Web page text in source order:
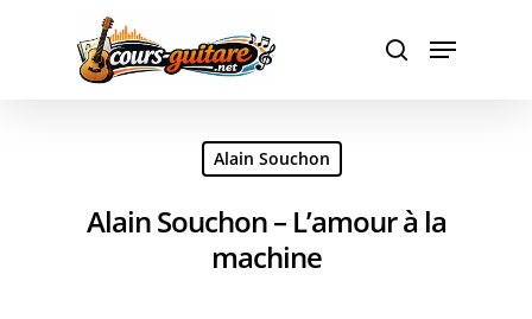
Hit enter to search or ESC to close
Alain Souchon
Alain Souchon – L’amour à la
machine